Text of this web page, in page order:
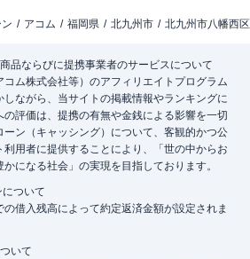
アコム 福岡県 北九州市 北九州市八幡西区
品ならびに提携事業者のサービスについて
ム株式会社等）のアフィリエイトプログラム
ながら、当サイトの掲載情報やランキングに
評価は、提携の有無や金銭による影響を一切
ン（キャッシング）について、客観的かつ公
用者に提供することにより、「世の中からお
になる社会」の実現を目指しております。
ついて
借入残高によって約定返済金額が設定されま
いて